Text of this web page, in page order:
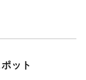
ット